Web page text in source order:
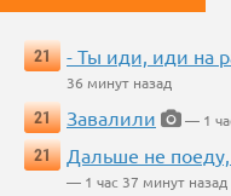
21 - Ты иди, иди на
36 минут назад
21
Завалили
— 1
21
Дальше не поеду,
— 1 час 37 минут назад